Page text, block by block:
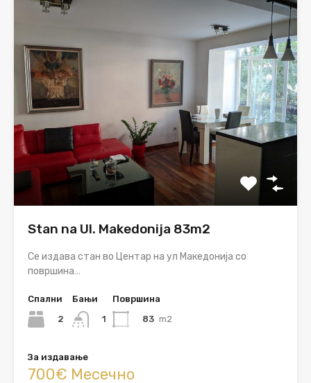
Stan na Ul. Makedonija 83m2
Се издава стан во Центар на ул Македонија со
површина…
Спални
2
Бањи
1
Површина
83 m2
За издавање
700€ Месечно